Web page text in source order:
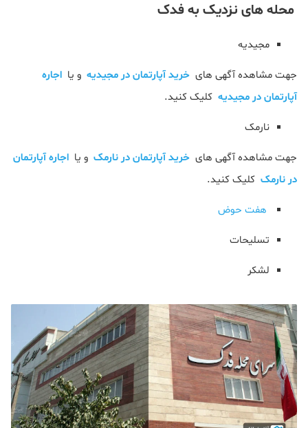
محله های نزدیک به فدک
مجیدیه
جهت مشاهده آگهی های خرید آپارتمان در مجیدیه و یا اجاره
آپارتمان در مجیدیه کلیک کنید.
نارمک
جهت مشاهده آگهی های خرید آپارتمان در نارمک و یا اجاره آپارتمان
در نارمک کلیک کنید.
هفت حوض
تسلیحات
لشکر